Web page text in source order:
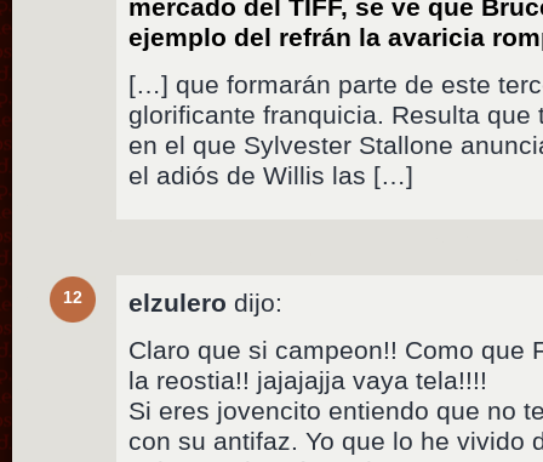
mercado del TIFF, se ve que
ejemplo del refrán la avaricia
[…] que formarán parte de este
glorificante franquicia. Resulta
en el que Sylvester Stallone
el adiós de Willis las […]
12 elzulero dijo:
Claro que si campeon!! Como que
la reostia!! jajajajja vaya tela!!!!
Si eres jovencito entiendo que no
con su antifaz. Yo que lo he vivido